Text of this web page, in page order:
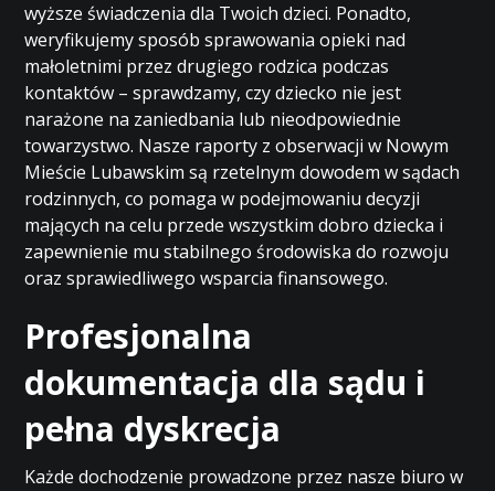
wyższe świadczenia dla Twoich dzieci. Ponadto,
weryfikujemy sposób sprawowania opieki nad
małoletnimi przez drugiego rodzica podczas
kontaktów – sprawdzamy, czy dziecko nie jest
narażone na zaniedbania lub nieodpowiednie
towarzystwo. Nasze raporty z obserwacji w Nowym
Mieście Lubawskim są rzetelnym dowodem w sądach
rodzinnych, co pomaga w podejmowaniu decyzji
mających na celu przede wszystkim dobro dziecka i
zapewnienie mu stabilnego środowiska do rozwoju
oraz sprawiedliwego wsparcia finansowego.
Profesjonalna
dokumentacja dla sądu i
pełna dyskrecja
Każde dochodzenie prowadzone przez nasze biuro w